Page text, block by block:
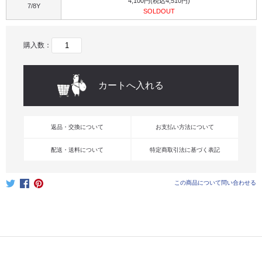
7/8Y
SOLDOUT
購入数：
返品・交換について お支払い方法について
配送・送料について 特定商取引法に基づく表記
この商品について問い合わせる